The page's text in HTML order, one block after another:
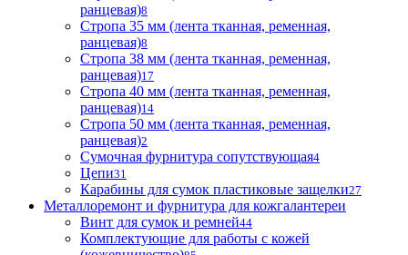
ранцевая)8
Стропа 35 мм (лента тканная, ременная,
ранцевая)8
Стропа 38 мм (лента тканная, ременная,
ранцевая)17
Стропа 40 мм (лента тканная, ременная,
ранцевая)14
Стропа 50 мм (лента тканная, ременная,
ранцевая)2
Сумочная фурнитура сопутствующая4
Цепи31
Карабины для сумок пластиковые защелки27
Металлоремонт и фурнитура для кожгалантереи
Винт для сумок и ремней44
Комплектующие для работы с кожей